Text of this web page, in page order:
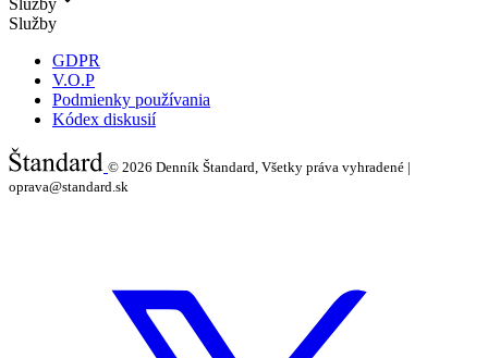
Služby
Služby
GDPR
V.O.P
Podmienky používania
Kódex diskusií
© 2026 Denník Štandard, Všetky práva vyhradené |
oprava@standard.sk